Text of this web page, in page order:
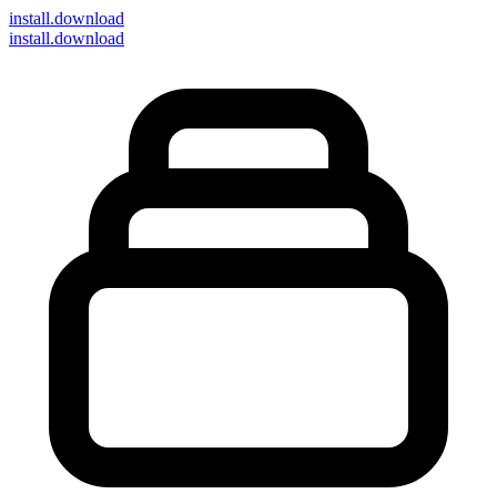
install.download
install.download